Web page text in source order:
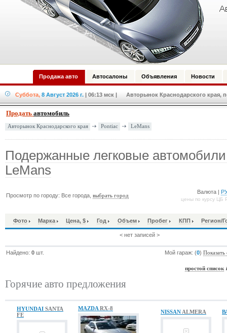
Продажа авто Автосалоны Объявления Новости
Суббота, 8 Август 2026 г. | 06:13 мск | Авторынок Краснодарского края,
Продать автомобиль
Авторынок Краснодарского края Pontiac LeMans
Подержанные легковые
LeMans
Просмотр по городу: Все города,выбрать город
Валюта |
цены по курсу ЦБ
Фото Марка Цена, $ Год Объем Пробег КПП Регион/
< нет записей >
Найдено:0 шт. Мой гараж: (0)Показать
простой список
Горячие авто предложения
HYUNDAI SANTA
FE
MAZDA RX-8
NISSAN ALMERA